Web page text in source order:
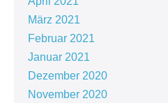
März 2021
Februar 2021
Januar 2021
Dezember 2020
November 2020